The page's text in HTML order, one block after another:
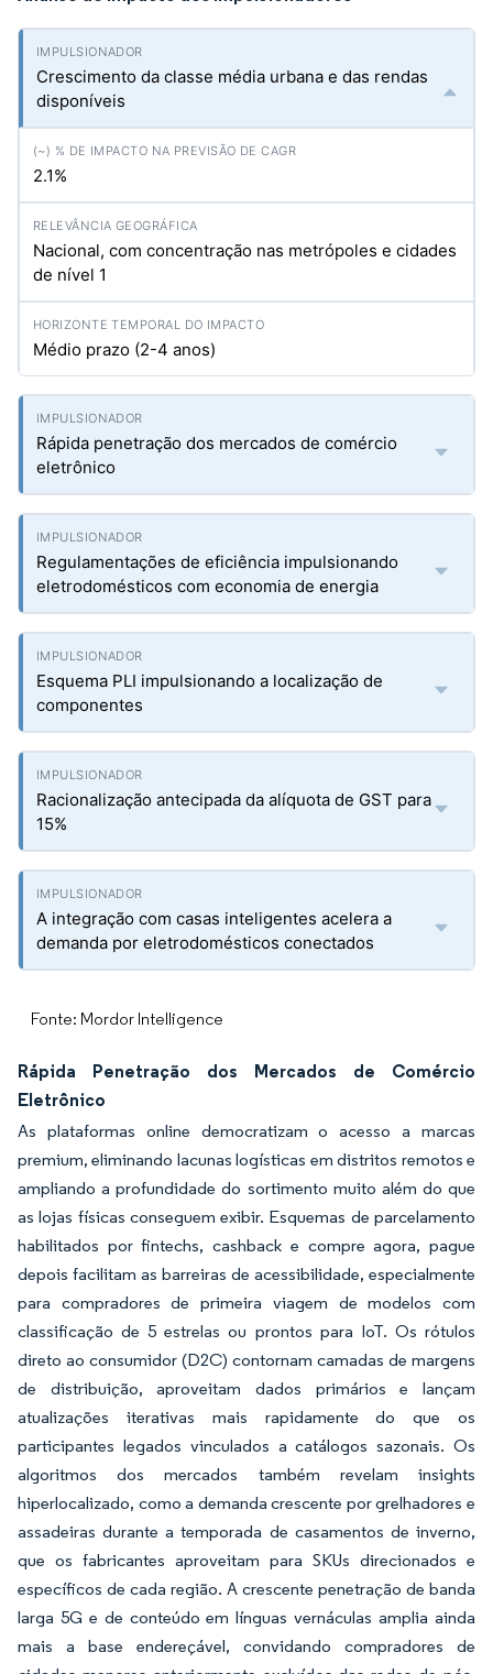
Crescimento da classe média urbana e das rendas
disponíveis
2.1%
Nacional, com concentração nas metrópoles e cidades
de nível 1
Médio prazo (2-4 anos)
Rápida penetração dos mercados de comércio
eletrônico
Regulamentações de eficiência impulsionando
eletrodomésticos com economia de energia
Esquema PLI impulsionando a localização de
componentes
Racionalização antecipada da alíquota de GST para
15%
A integração com casas inteligentes acelera a
demanda por eletrodomésticos conectados
Fonte: Mordor Intelligence
Rápida Penetração dos Mercados de Comércio
Eletrônico
As plataformas online democratizam o acesso a marcas
premium, eliminando lacunas logísticas em distritos remotos e
ampliando a profundidade do sortimento muito além do que
as lojas físicas conseguem exibir. Esquemas de parcelamento
habilitados por fintechs, cashback e compre agora, pague
depois facilitam as barreiras de acessibilidade, especialmente
para compradores de primeira viagem de modelos com
classificação de 5 estrelas ou prontos para IoT. Os rótulos
direto ao consumidor (D2C) contornam camadas de margens
de distribuição, aproveitam dados primários e lançam
atualizações iterativas mais rapidamente do que os
participantes legados vinculados a catálogos sazonais. Os
algoritmos dos mercados também revelam insights
hiperlocalizado, como a demanda crescente por grelhadores e
assadeiras durante a temporada de casamentos de inverno,
que os fabricantes aproveitam para SKUs direcionados e
específicos de cada região. A crescente penetração de banda
larga 5G e de conteúdo em línguas vernáculas amplia ainda
mais a base endereçável, convidando compradores de